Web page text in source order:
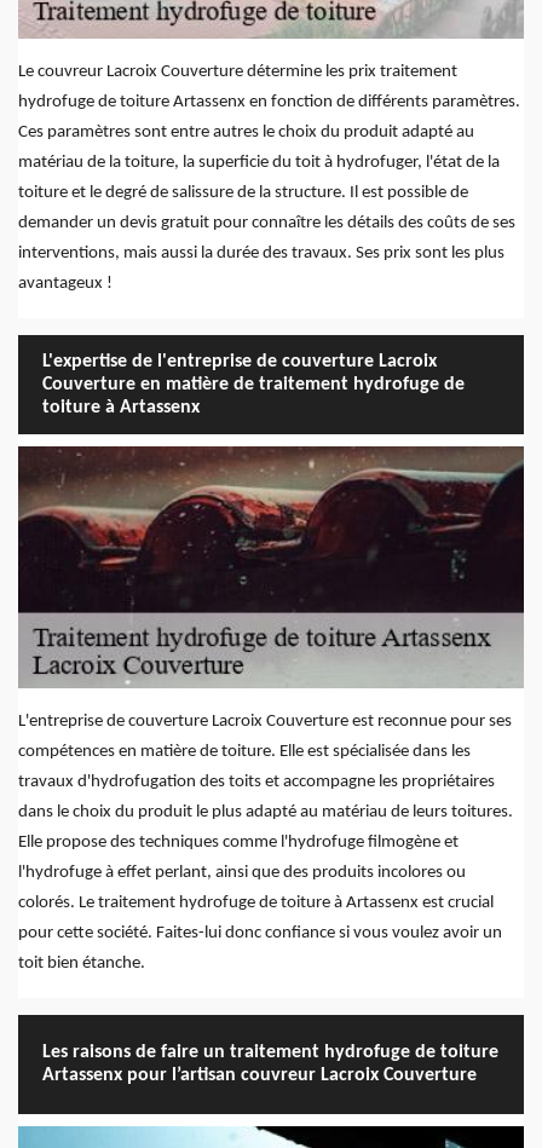
Le couvreur Lacroix Couverture détermine les prix traitement
hydrofuge de toiture Artassenx en fonction de différents paramètres.
Ces paramètres sont entre autres le choix du produit adapté au
matériau de la toiture, la superficie du toit à hydrofuger, l'état de la
toiture et le degré de salissure de la structure. Il est possible de
demander un devis gratuit pour connaître les détails des coûts de ses
interventions, mais aussi la durée des travaux. Ses prix sont les plus
avantageux !
L'expertise de l'entreprise de couverture Lacroix
Couverture en matière de traitement hydrofuge de
toiture à Artassenx
L'entreprise de couverture Lacroix Couverture est reconnue pour ses
compétences en matière de toiture. Elle est spécialisée dans les
travaux d'hydrofugation des toits et accompagne les propriétaires
dans le choix du produit le plus adapté au matériau de leurs toitures.
Elle propose des techniques comme l'hydrofuge filmogène et
l'hydrofuge à effet perlant, ainsi que des produits incolores ou
colorés. Le traitement hydrofuge de toiture à Artassenx est crucial
pour cette société. Faites-lui donc confiance si vous voulez avoir un
toit bien étanche.
Les raisons de faire un traitement hydrofuge de toiture
Artassenx pour l’artisan couvreur Lacroix Couverture